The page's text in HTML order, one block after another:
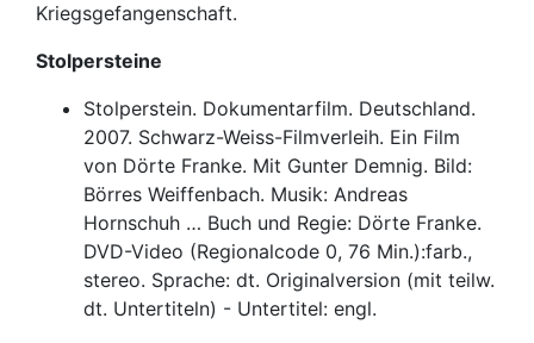
Kriegsgefangenschaft.
Stolpersteine
Stolperstein. Dokumentarfilm. Deutschland.
2007. Schwarz-Weiss-Filmverleih. Ein Film
von Dörte Franke. Mit Gunter Demnig. Bild:
Börres Weiffenbach. Musik: Andreas
Hornschuh … Buch und Regie: Dörte Franke.
DVD-Video (Regionalcode 0, 76 Min.):farb.,
stereo. Sprache: dt. Originalversion (mit teilw.
dt. Untertiteln) - Untertitel: engl.